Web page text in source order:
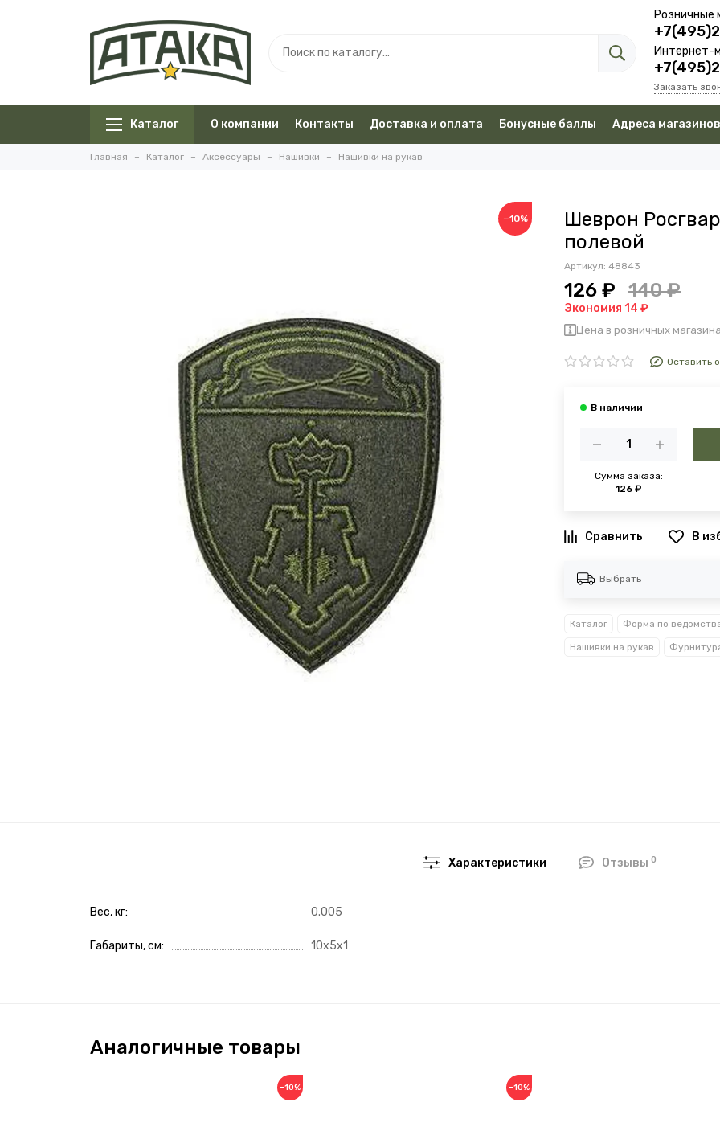
Розничные
Интернет-
Заказать
Каталог О компании Контакты Доставка и оплата Бонусные баллы Адреса магазинов
Главная Каталог Аксессуары Нашивки Нашивки на рукав
−10%
Шеврон
полевой
Артикул: 48843
126 ₽ 140 ₽
Экономия 14 ₽
Цена в розничных
Оставить
Сумма заказа:
126 ₽
В
Выбрать
Каталог Форма по
Нашивки на рукав
Характеристики Отзывы 0
Вес, кг 0.005
Габариты, см 10x5x1
Аналогичные товары
−10% −10%